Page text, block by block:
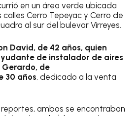
en un área verde ubicada
calles Cerro Tepeyac y Cerro de
al sur del bulevar Virreyes.
David, de 42 años, quien
de instalador de aires
de
30 años, dedicado a la venta
ambos se encontraban